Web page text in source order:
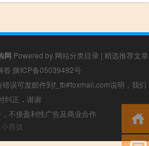
网 Powered by 网站分类目录 | 精选推荐文章
答 陕ICP备05039492号
误可发邮件到f_fb#foxmail.com说明，我们
纠正，谢谢
不接盈利性广告及商业合作
小男孩